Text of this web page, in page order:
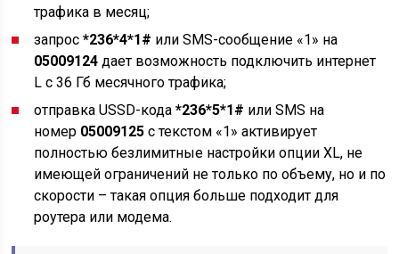
трафика в месяц;
запрос*236*4*1# или SMS-сообщение «1» на
05009124 дает возможность подключить интернет
L с 36 Гб месячного трафика;
отправка USSD-кода *236*5*1# или SMS на
номер 05009125 с текстом «1» активирует
полностью безлимитные настройки опции XL, не
имеющей ограничений не только по объему, но и по
скорости – такая опция больше подходит для
роутера или модема.